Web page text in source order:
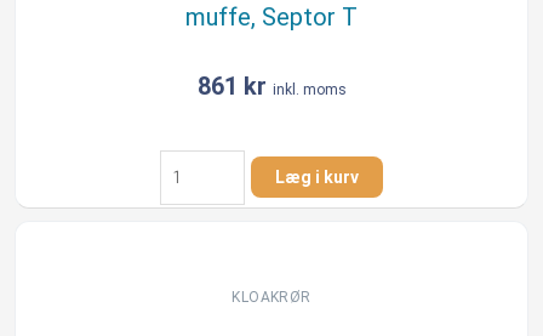
muffe, Septor T
861 kr inkl. moms
HL
indvend.
overgang
Læg i kurv
KLOAKRØR